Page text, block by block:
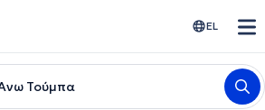
EL
Τούμπα